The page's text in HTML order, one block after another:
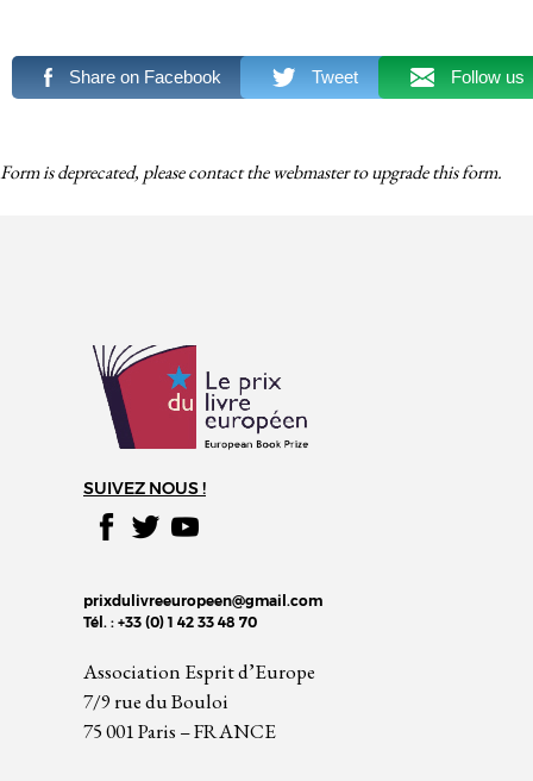
Share on Facebook Tweet Follow us
Form is deprecated, please contact the webmaster toupgradethis form.
SUIVEZ NOUS !
prixdulivreeuropeen@gmail.com
Tél. : +33 (0) 1 42 33 48 70
Association Esprit d’Europe
7/9 rue du Bouloi
75 001 Paris – FRANCE